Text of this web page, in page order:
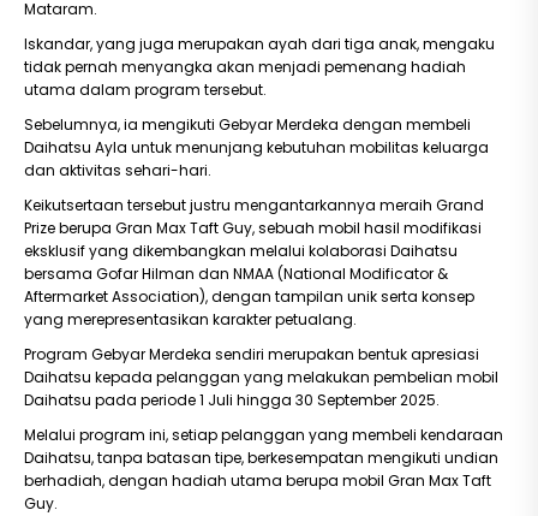
Mataram.
Iskandar, yang juga merupakan ayah dari tiga anak, mengaku
tidak pernah menyangka akan menjadi pemenang hadiah
utama dalam program tersebut.
Sebelumnya, ia mengikuti Gebyar Merdeka dengan membeli
Daihatsu Ayla untuk menunjang kebutuhan mobilitas keluarga
dan aktivitas sehari-hari.
Keikutsertaan tersebut justru mengantarkannya meraih Grand
Prize berupa Gran Max Taft Guy, sebuah mobil hasil modifikasi
eksklusif yang dikembangkan melalui kolaborasi Daihatsu
bersama Gofar Hilman dan NMAA (National Modificator &
Aftermarket Association), dengan tampilan unik serta konsep
yang merepresentasikan karakter petualang.
Program Gebyar Merdeka sendiri merupakan bentuk apresiasi
Daihatsu kepada pelanggan yang melakukan pembelian mobil
Daihatsu pada periode 1 Juli hingga 30 September 2025.
Melalui program ini, setiap pelanggan yang membeli kendaraan
Daihatsu, tanpa batasan tipe, berkesempatan mengikuti undian
berhadiah, dengan hadiah utama berupa mobil Gran Max Taft
Guy.